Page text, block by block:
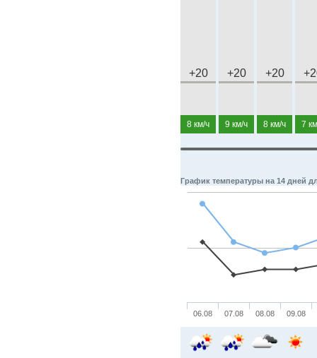
+20
8 км/ч
+20
9 км/ч
+20
8 км/ч 7
График температуры на 14 дней
06.08 07.08 08.08 09.08